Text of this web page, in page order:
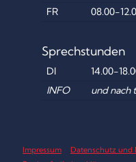
FR
08.00-
Sprechstunden
DI
14.00-
INFO
und nach
Impressum
Datenschutz und